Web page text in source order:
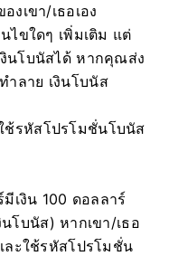
งเขา/เธอเอง
ไขใดๆ เพิ่มเติม แต่
นโบนัสได้ หากคุณส่ง
ลาย เงินโบนัส
รหัสโปรโมชั่นโบนัส
เงิน 100 ดอลลาร์
โบนัส) หากเขา/เธอ
ละใช้รหัสโปรโมชั่น